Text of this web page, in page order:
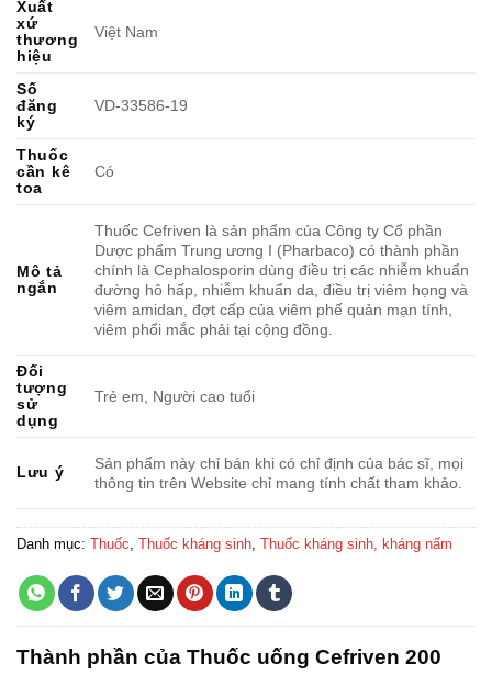
Xuất
xứ
thương
hiệu
Việt Nam
Số
đăng
ký
VD-33586-19
Thuốc
cần kê
toa
Có
Mô tả
ngắn
Thuốc Cefriven là sản phẩm của Công ty Cổ phần
Dược phẩm Trung ương I (Pharbaco) có thành phần
chính là Cephalosporin dùng điều trị các nhiễm khuẩn
đường hô hấp, nhiễm khuẩn da, điều trị viêm họng và
viêm amidan, đợt cấp của viêm phế quản mạn tính,
viêm phổi mắc phải tại cộng đồng.
Đối
tượng
sử
dụng
Trẻ em, Người cao tuổi
Lưu ý
Sản phẩm này chỉ bán khi có chỉ định của bác sĩ, mọi
thông tin trên Website chỉ mang tính chất tham khảo.
Danh mục: Thuốc Thuốc kháng sinh Thuốc kháng sinh, kháng nấm
Thành phần của Thuốc uống Cefriven 200